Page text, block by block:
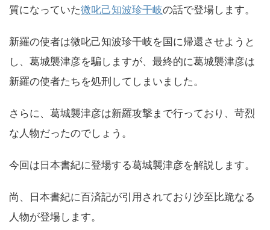
質になっていた微叱己知波珍干岐の話で登場します。
新羅の使者は微叱己知波珍干岐を国に帰還させようと
し、葛城襲津彦を騙しますが、最終的に葛城襲津彦は
新羅の使者たちを処刑してしまいました。
さらに、葛城襲津彦は新羅攻撃まで行っており、苛烈
な人物だったのでしょう。
今回は日本書紀に登場する葛城襲津彦を解説します。
尚、日本書紀に百済記が引用されており沙至比跪なる
人物が登場します。